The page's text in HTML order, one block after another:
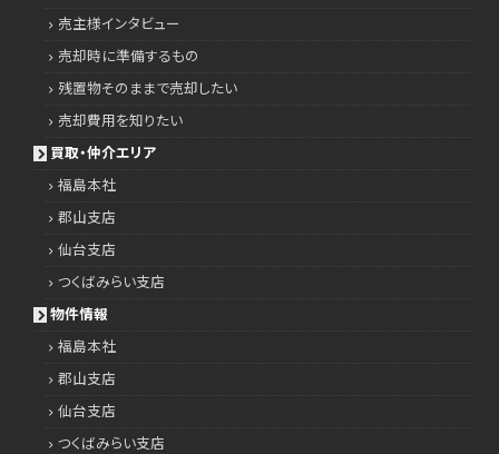
売主様インタビュー
売却時に準備するもの
残置物そのままで売却したい
売却費用を知りたい
買取・仲介エリア
福島本社
郡山支店
仙台支店
つくばみらい支店
物件情報
福島本社
郡山支店
仙台支店
つくばみらい支店